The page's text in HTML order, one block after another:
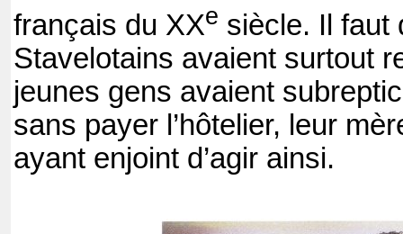
français du XXe siècle. Il faut
Stavelotains avaient surtout
jeunes gens avaient
sans payer l’hôtelier, leur
ayant enjoint d’agir ainsi.